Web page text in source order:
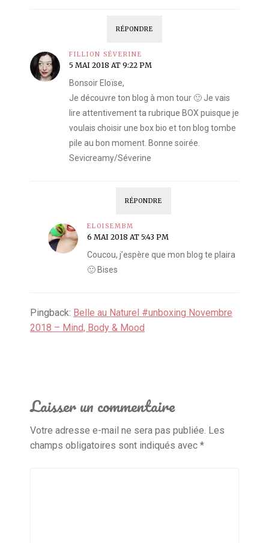
RÉPONDRE
FILLION SÉVERINE
5 MAI 2018 AT 9:22 PM
Bonsoir Eloïse,
Je découvre ton blog à mon tour 🙂 Je vais
lire attentivement ta rubrique BOX puisque je
voulais choisir une box bio et ton blog tombe
pile au bon moment. Bonne soirée.
Sevicreamy/Séverine
RÉPONDRE
ELOISEMBM
6 MAI 2018 AT 5:43 PM
Coucou, j’espère que mon blog te plaira
🙂 Bises
Pingback: Belle au Naturel #unboxing Novembre
2018 – Mind, Body & Mood
Laisser un commentaire
Votre adresse e-mail ne sera pas publiée. Les
champs obligatoires sont indiqués avec *